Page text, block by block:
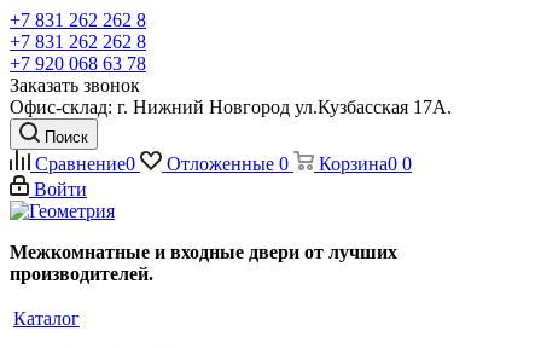
+7 831 262 262 8
+7 831 262 262 8
+7 920 068 63 78
Заказать звонок
Офис-склад: г. Нижний Новгород ул.Кузбасская 17А.
Поиск
Сравнение0 Отложенные 0 Корзина0 0
Войти
Межкомнатные и входные двери от лучших
производителей.
Каталог